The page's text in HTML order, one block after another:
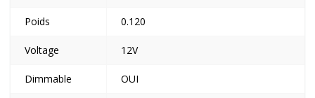
Poids 0.120
Voltage 12V
Dimmable OUI